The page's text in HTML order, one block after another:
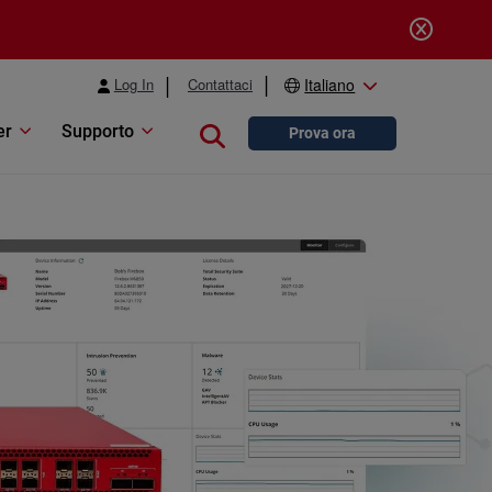
Log In Contattaci Italiano
Supporto Close searchProva ora